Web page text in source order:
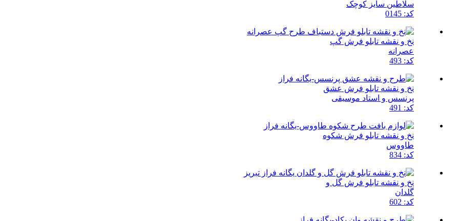
سلاطین سایز کوچک
کد: 0145
نخ و نقشه تابلو فرش گپ
عصرانه
کد: 493
نخ و نقشه تابلو فرش عشق
پرنسس و استاد موسیقی
کد: 491
نخ و نقشه تابلو فرش شکوه
طاووس
کد: 834
نخ و نقشه تابلو فرش گل و
گلدان
کد: 602